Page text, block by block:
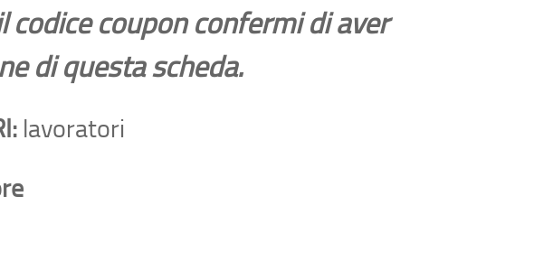
codice coupon confermi di aver
di questa scheda.
lavoratori